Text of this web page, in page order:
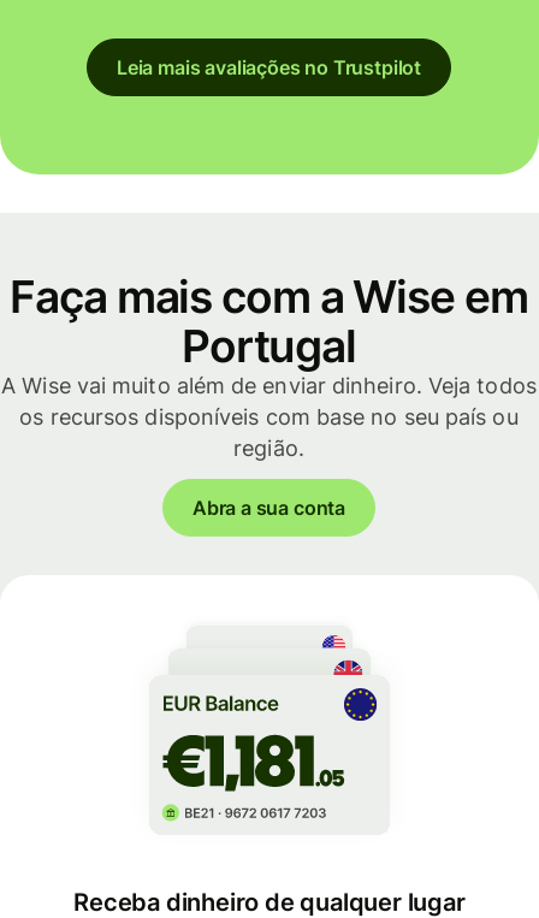
Leia mais avaliações no Trustpilot
Faça mais com a Wise em
Portugal
A Wise vai muito além de enviar dinheiro. Veja todos
os recursos disponíveis com base no seu país ou
região.
Abra a sua conta
Receba dinheiro de qualquer lugar